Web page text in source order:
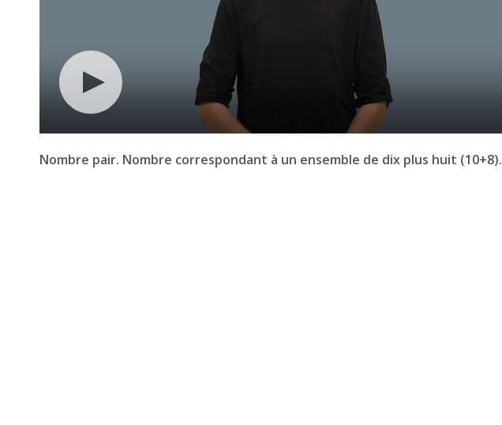
Nombre pair. Nombre correspondant à un ensemble de dix plus huit (10+8).